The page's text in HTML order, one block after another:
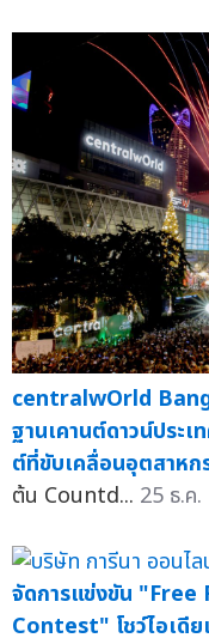
centralwOrld
ฐานเคานต์ดาวน์ประ
ต์ที่ขับเคลื่อนอุตสาหก
ต้น Countd... 25 ธ.ค.
จัดการแข่งขัน
Contest" โชว์ไอเดี